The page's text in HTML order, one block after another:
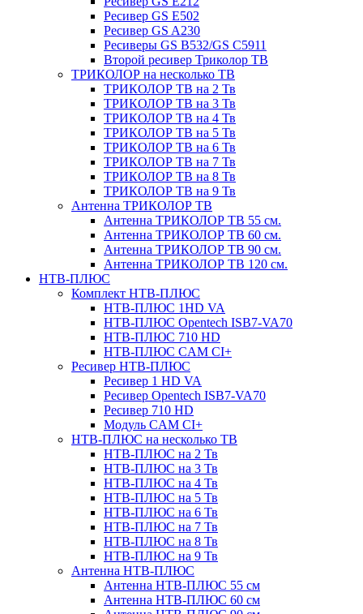
Ресивер GS E502
Ресивер GS A230
Ресиверы GS B532/GS C5911
Второй ресивер Триколор ТВ
ТРИКОЛОР на несколько ТВ
ТРИКОЛОР ТВ на 2 Тв
ТРИКОЛОР ТВ на 3 Тв
ТРИКОЛОР ТВ на 4 Тв
ТРИКОЛОР ТВ на 5 Тв
ТРИКОЛОР ТВ на 6 Тв
ТРИКОЛОР ТВ на 7 Тв
ТРИКОЛОР ТВ на 8 Тв
ТРИКОЛОР ТВ на 9 Тв
Антенна ТРИКОЛОР ТВ
Антенна ТРИКОЛОР ТВ 55 см.
Антенна ТРИКОЛОР ТВ 60 см.
Антенна ТРИКОЛОР ТВ 90 см.
Антенна ТРИКОЛОР ТВ 120 см.
НТВ-ПЛЮС
Комплект НТВ-ПЛЮС
НТВ-ПЛЮС 1HD VA
НТВ-ПЛЮС Opentech ISB7-VA70
НТВ-ПЛЮС 710 HD
НТВ-ПЛЮС CAM CI+
Ресивер НТВ-ПЛЮС
Ресивер 1 HD VA
Ресивер Opentech ISB7-VA70
Ресивер 710 HD
Модуль CAM CI+
НТВ-ПЛЮС на несколько ТВ
НТВ-ПЛЮС на 2 Тв
НТВ-ПЛЮС на 3 Тв
НТВ-ПЛЮС на 4 Тв
НТВ-ПЛЮС на 5 Тв
НТВ-ПЛЮС на 6 Тв
НТВ-ПЛЮС на 7 Тв
НТВ-ПЛЮС на 8 Тв
НТВ-ПЛЮС на 9 Тв
Антенна НТВ-ПЛЮС
Антенна НТВ-ПЛЮС 55 см
Антенна НТВ-ПЛЮС 60 см